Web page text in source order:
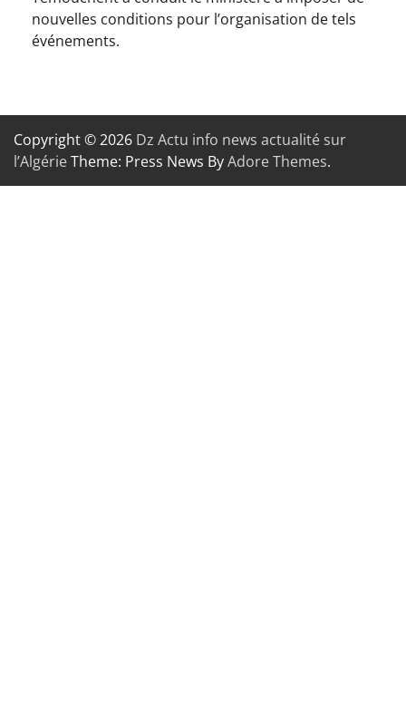
nouvelles conditions pour l’organisation de tels
événements.
Copyright © 2026 Dz Actu info news actualité sur
l’AlgérieTheme: Press News ByAdore Themes.